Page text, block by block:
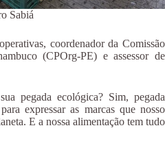
Sabiá
coordenador da Comissão
(CPOrg-PE) e assessor de
pegada ecológica? Sim, pegada
expressar as marcas que nosso
E a nossa alimentação tem tudo